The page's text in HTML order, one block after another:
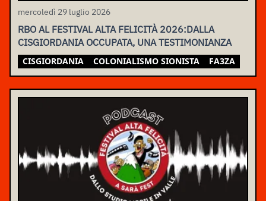
mercoledì 29 luglio 2026
RBO AL FESTIVAL ALTA FELICITÀ 2026:DALLA
CISGIORDANIA OCCUPATA, UNA TESTIMONIANZA
CISGIORDANIA COLONIALISMO SIONISTA FA3ZA